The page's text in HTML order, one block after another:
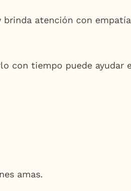
atención con
con tiempo puede
amas.